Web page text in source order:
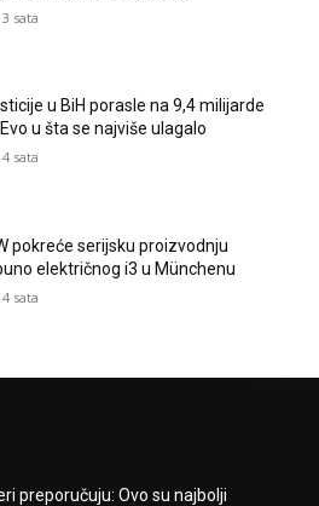
sata
u BiH porasle na 9,4 milijarde
Evo u šta se najviše ulagalo
sata
pokreće serijsku proizvodnju
električnog i3 u Münchenu
sata
preporučuju: Ovo su najbolji